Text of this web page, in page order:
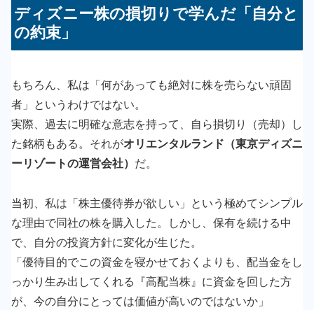
ディズニー株の損切りで学んだ「自分と
の約束」
もちろん、私は「何があっても絶対に株を売らない頑固
者」というわけではない。
実際、過去に明確な意志を持って、自ら損切り（売却）し
た銘柄もある。それがオリエンタルランド（東京ディズニ
ーリゾートの運営会社） だ。
当初、私は「株主優待券が欲しい」という極めてシンプル
な理由で同社の株を購入した。しかし、保有を続ける中
で、自分の投資方針に変化が生じた。
「優待目的でこの資金を寝かせておくよりも、配当金をし
っかり生み出してくれる『高配当株』に資金を回した方
が、今の自分にとっては価値が高いのではないか」